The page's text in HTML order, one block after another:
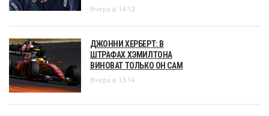
Вчера в 14:12
ДЖОННИ ХЕРБЕРТ: В
ШТРАФАХ ХЭМИЛТОНА
ВИНОВАТ ТОЛЬКО ОН САМ
Вчера в 13:14